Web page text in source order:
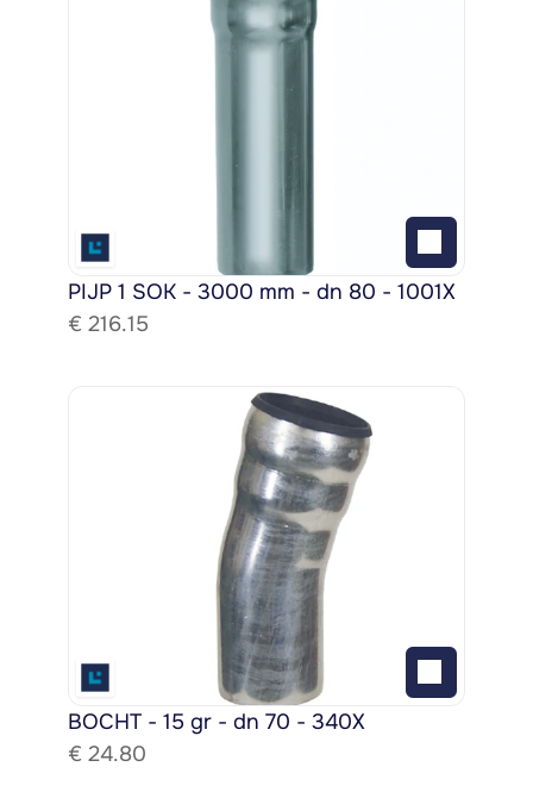
PIJP 1 SOK - 3000 mm - dn 80 - 1001X
€ 216.15
BOCHT - 15 gr - dn 70 - 340X
€ 24.80